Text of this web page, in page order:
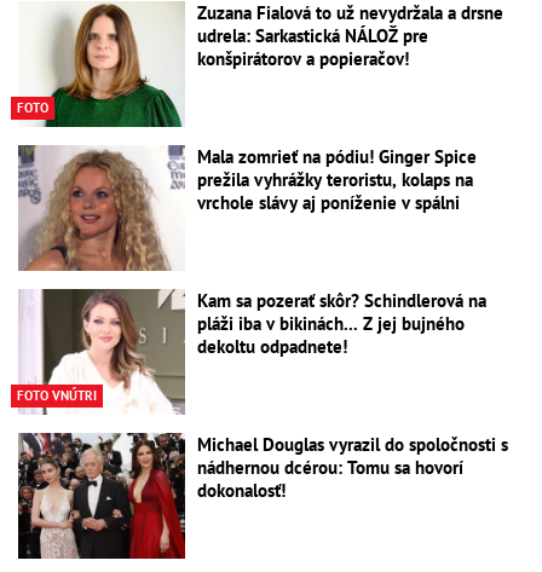
FOTO
Zuzana Fialová to už nevydržala a drsne
udrela: Sarkastická NÁLOŽ pre
konšpirátorov a popieračov!
Mala zomrieť na pódiu! Ginger Spice
prežila vyhrážky teroristu, kolaps na
vrchole slávy aj poníženie v spálni
FOTO VNÚTRI
Kam sa pozerať skôr? Schindlerová na
pláži iba v bikinách... Z jej bujného
dekoltu odpadnete!
Michael Douglas vyrazil do spoločnosti s
nádhernou dcérou: Tomu sa hovorí
dokonalosť!